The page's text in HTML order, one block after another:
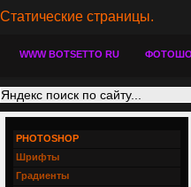
Статические страницы.
WWW BOTSETTO RU
PHOTOSHOP
Шрифты
Градиенты